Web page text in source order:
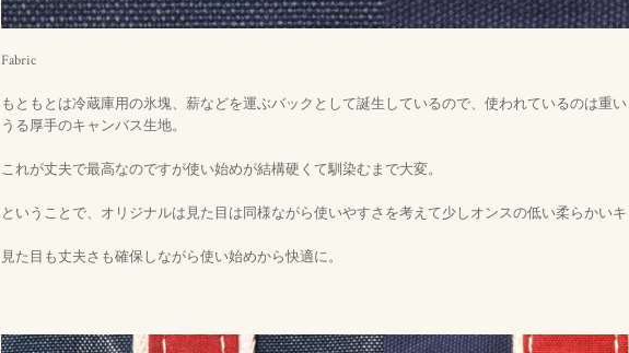
Fabric
もともとは冷蔵庫用の氷塊、薪などを運ぶバックとして誕生しているので、使われているのは重
うる厚手のキャンバス生地。
これが丈夫で最高なのですが使い始めが結構硬くて馴染むまで大変。
ということで、オリジナルは見た目は同様ながら使いやすさを考えて少しオンスの低い柔らかい
見た目も丈夫さも確保しながら使い始めから快適に。